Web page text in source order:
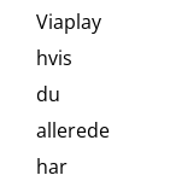
Viaplay
hvis
du
allerede
har